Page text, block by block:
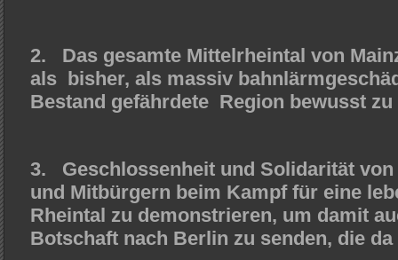
2. Das gesamte Mittelrheintal von
als bisher, als massiv
Bestand gefährdete Region bewusst zu
3. Geschlossenheit und Solidarität
und Mitbürgern beim Kampf für eine
Rheintal zu demonstrieren, um damit
Botschaft nach Berlin zu senden, die